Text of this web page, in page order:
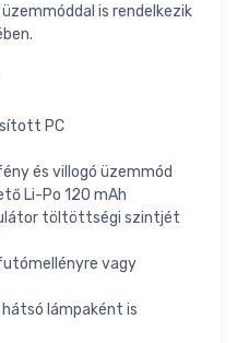
is rendelkezik
PC
és villogó üzemmód
Li-Po 120 mAh
töltöttségi szintjét
vagy
hátsó lámpaként is